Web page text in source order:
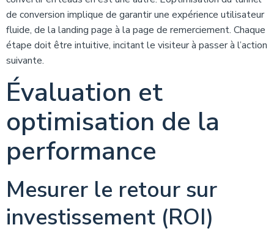
de conversion implique de garantir une expérience utilisateur
fluide, de la landing page à la page de remerciement. Chaque
étape doit être intuitive, incitant le visiteur à passer à l’action
suivante.
Évaluation et
optimisation de la
performance
Mesurer le retour sur
investissement (ROI)